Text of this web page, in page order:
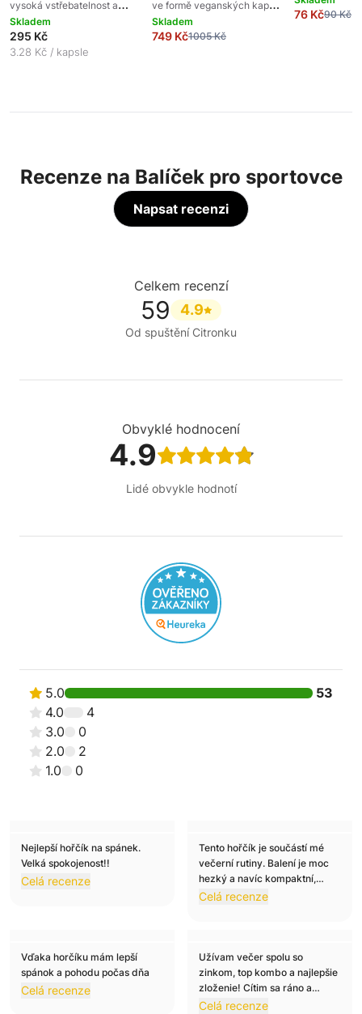
vysoká vstřebatelnost a
využitelnost, veganská
kapsle, podpora regenerace,
doplněk stravy
Skladem
295 Kč
3.28 Kč / kapsle
ve formě veganských kapslí
a citrát ve formě gummies s
jahodovou příchutí, doplněk
Skladem
749 Kč1005 Kč
forma, s
76 Kč90 Kč
Recenze na Balíček pro sportovce
Napsat recenzi
Celkem recenzí
59 4.9
Od spuštění Citronku
Obvyklé hodnocení
4.9
Lidé obvykle hodnotí
5.0
53
4.0
4
3.0
0
2.0
2
1.0
0
Ověřeno
Karolina B.
5
Nejlepší hořčík na spánek.
Velká spokojenost!!
Celá recenze
Ověřeno
Lukas K.
5
Tento hořčík je součástí mé
večerní rutiny. Balení je moc
hezký a navíc kompaktní,
takže skvělé i na cestování.
Celá recenze
Ověřeno
Šimon S.
5
Vďaka horčíku mám lepší
spánok a pohodu počas dňa
Celá recenze
Ověřeno
Viktória N.
5
Užívam večer spolu so
zinkom, top kombo a najlepšie
zloženie! Cítim sa ráno a
počas dňa menej unavená,
Celá recenze